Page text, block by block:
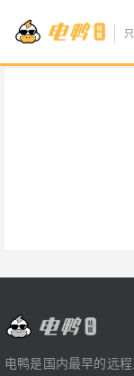
电鸭是国内最早的远